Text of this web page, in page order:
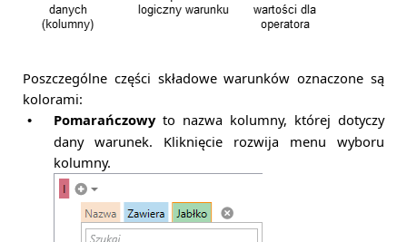
Poszczególne części składowe warunków oznaczone są
kolorami:
• Pomarańczowy to nazwa kolumny, której dotyczy
dany warunek. Kliknięcie rozwija menu wyboru
kolumny.